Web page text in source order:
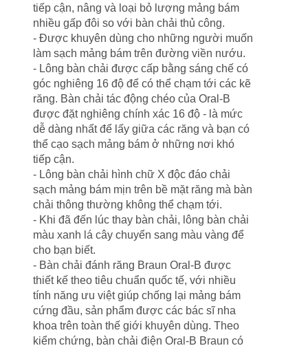
tiếp cận, nâng và loại bỏ lượng mảng bám
nhiều gấp đôi so với bàn chải thủ công.
- Được khuyên dùng cho những người muốn
làm sạch mảng bám trên đường viền nướu.
- Lông bàn chải được cấp bằng sáng chế có
góc nghiêng 16 độ để có thể chạm tới các kẽ
răng. Bàn chải tác động chéo của Oral-B
được đặt nghiêng chính xác 16 độ - là mức
dễ dàng nhất để lấy giữa các răng và bạn có
thể cạo sạch mảng bám ở những nơi khó
tiếp cận.
- Lông bàn chải hình chữ X độc đáo chải
sạch mảng bám mịn trên bề mặt răng mà bàn
chải thông thường không thể chạm tới.
- Khi đã đến lúc thay bàn chải, lông bàn chải
màu xanh lá cây chuyển sang màu vàng để
cho bạn biết.
- Bàn chải đánh răng Braun Oral-B được
thiết kế theo tiêu chuẩn quốc tế, với nhiều
tính năng ưu việt giúp chống lại mảng bám
cứng đầu, sản phẩm được các bác sĩ nha
khoa trên toàn thế giới khuyên dùng. Theo
kiểm chứng, bàn chải điện Oral-B Braun có